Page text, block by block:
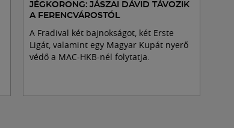
JÉGKORONG: JÁSZAI DÁVID TÁVOZIK
A FERENCVÁROSTÓL
A Fradival két bajnokságot, két Erste
Ligát, valamint egy Magyar Kupát nyerő
védő a MAC-HKB-nél folytatja.